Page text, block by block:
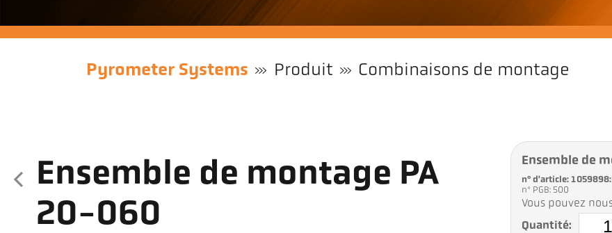
Pyrometer Systems Produit Combinaisons de montage
Ensemble de montage PA
20-060
Ensemble de
n° d'article:
n° PGB: 500
Vous pouvez
Quantité: